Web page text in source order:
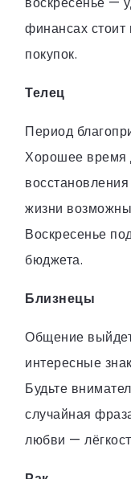
финансах стоит
покупок.
Телец
Период
Хорошее время
жизни
Воскресенье
бюджета.
Близнецы
Общение
интересные
Будьте
случайная
любви —